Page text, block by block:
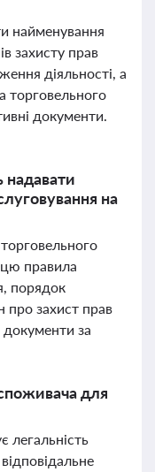
найменування
захисту прав
діяльності, а
торговельного
документи.
надавати
на
правила
порядок
про захист прав
документи за
для
легальність